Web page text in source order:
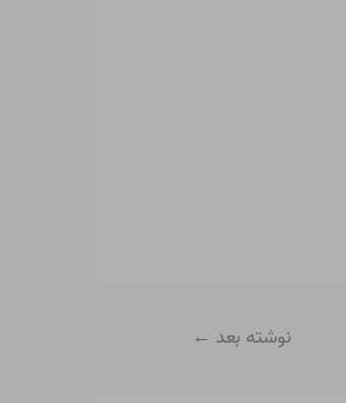
نوشته بعد ←